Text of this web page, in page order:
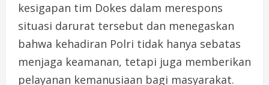
kesigapan tim Dokes dalam merespons
situasi darurat tersebut dan menegaskan
bahwa kehadiran Polri tidak hanya sebatas
menjaga keamanan, tetapi juga memberikan
pelayanan kemanusiaan bagi masyarakat.